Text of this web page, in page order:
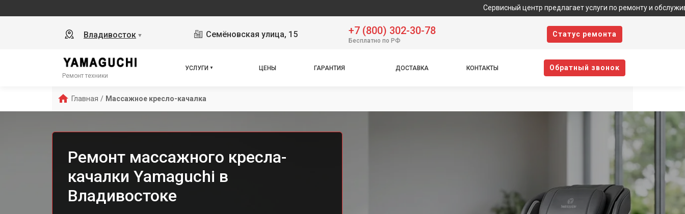
Сервисный центр предлагает услуги по ремонту и обслуживанию
Владивосток ▼ Семёновская улица, 15 +7 (800) 302-30-78
Бесплатно по РФ
Cтатус ремонта
Ремонт техники
УСЛУГИ ЦЕНЫ ГАРАНТИЯ ДОСТАВКА КОНТАКТЫ Oбратный звонок
Главная / Массажное кресло-качалка
Ремонт массажного кресла-
качалки Yamaguchi в
Владивостоке